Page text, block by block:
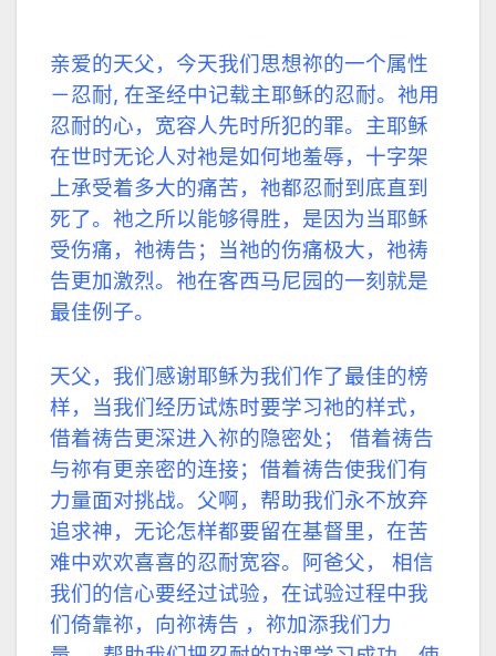
亲爱的天父，今天我们思想祢的一个属性
－忍耐, 在圣经中记载主耶稣的忍耐。祂用
忍耐的心，宽容人先时所犯的罪。主耶稣
在世时无论人对祂是如何地羞辱，十字架
上承受着多大的痛苦，祂都忍耐到底直到
死了。祂之所以能够得胜，是因为当耶稣
受伤痛，祂祷告；当祂的伤痛极大，祂祷
告更加激烈。祂在客西马尼园的一刻就是
最佳例子。
天父，我们感谢耶稣为我们作了最佳的榜
样，当我们经历试炼时要学习祂的样式，
借着祷告更深进入祢的隐密处；
借着祷告
与祢有更亲密的连接；借着祷告使我们有
力量面对挑战。父啊，帮助我们永不放弃
追求神，无论怎样都要留在基督里，在苦
难中欢欢喜喜的忍耐宽容。阿爸父，
相信
我们的信心要经过试验，在试验过程中我
们倚靠祢，向祢祷告 ，祢加添我们力